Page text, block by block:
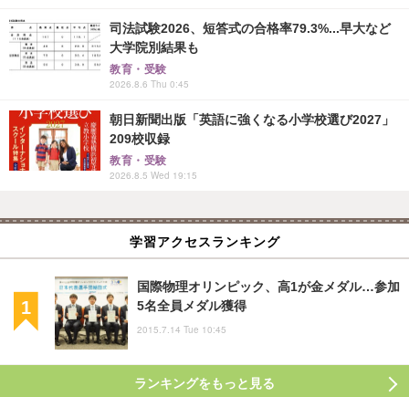
司法試験2026、短答式の合格率79.3%...早大など
大学院別結果も
教育・受験
2026.8.6 Thu 0:45
朝日新聞出版「英語に強くなる小学校選び2027」
209校収録
教育・受験
2026.8.5 Wed 19:15
学習アクセスランキング
国際物理オリンピック、高1が金メダル…参加
5名全員メダル獲得
2015.7.14 Tue 10:45
ランキングをもっと見る